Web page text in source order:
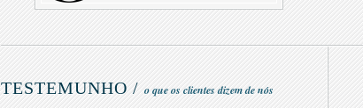
TESTEMUNHO / o que os clientes dizem de nós